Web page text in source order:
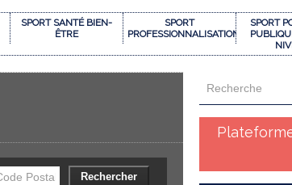
SPORT SANTÉ BIEN-
ÊTRE
SPORT
PROFESSIONNALISATION
SPORT